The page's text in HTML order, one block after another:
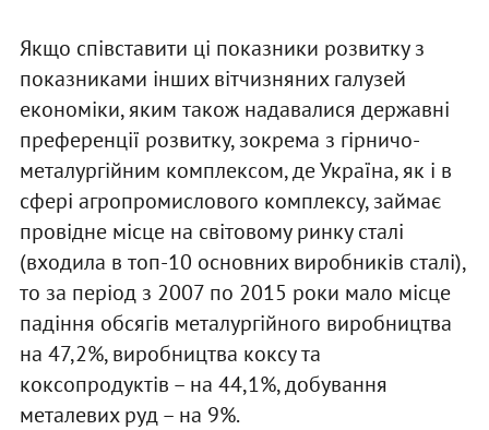
Якщо співставити ці показники розвитку з
показниками інших вітчизняних галузей
економіки, яким також надавалися державні
преференції розвитку, зокрема з гірничо-
металургійним комплексом, де Україна, як і в
сфері агропромислового комплексу, займає
провідне місце на світовому ринку сталі
(входила в топ-10 основних виробників сталі),
то за період з 2007 по 2015 роки мало місце
падіння обсягів металургійного виробництва
на 47,2%, виробництва коксу та
коксопродуктів – на 44,1%, добування
металевих руд – на 9%.